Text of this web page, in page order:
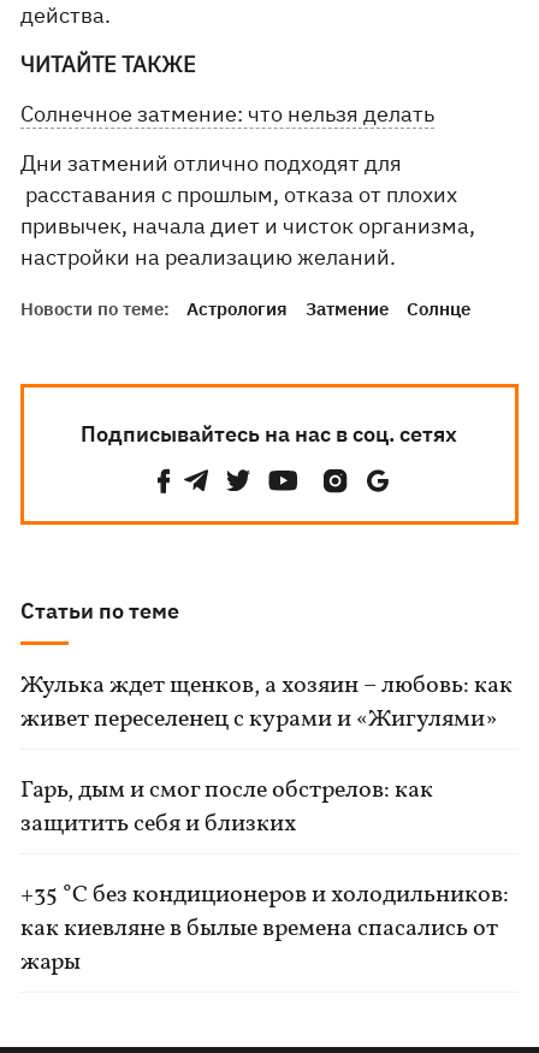
действа.
ЧИТАЙТЕ ТАКЖЕ
Солнечное затмение: что нельзя делать
Дни затмений отлично подходят для
расставания с прошлым, отказа от плохих
привычек, начала диет и чисток организма,
настройки на реализацию желаний.
Новости по теме: Астрология Затмение Солнце
Подписывайтесь на нас в соц. сетях
Статьи по теме
Жулька ждет щенков, а хозяин – любовь: как
живет переселенец с курами и «Жигулями»
Гарь, дым и смог после обстрелов: как
защитить себя и близких
+35 °C без кондиционеров и холодильников:
как киевляне в былые времена спасались от
жары